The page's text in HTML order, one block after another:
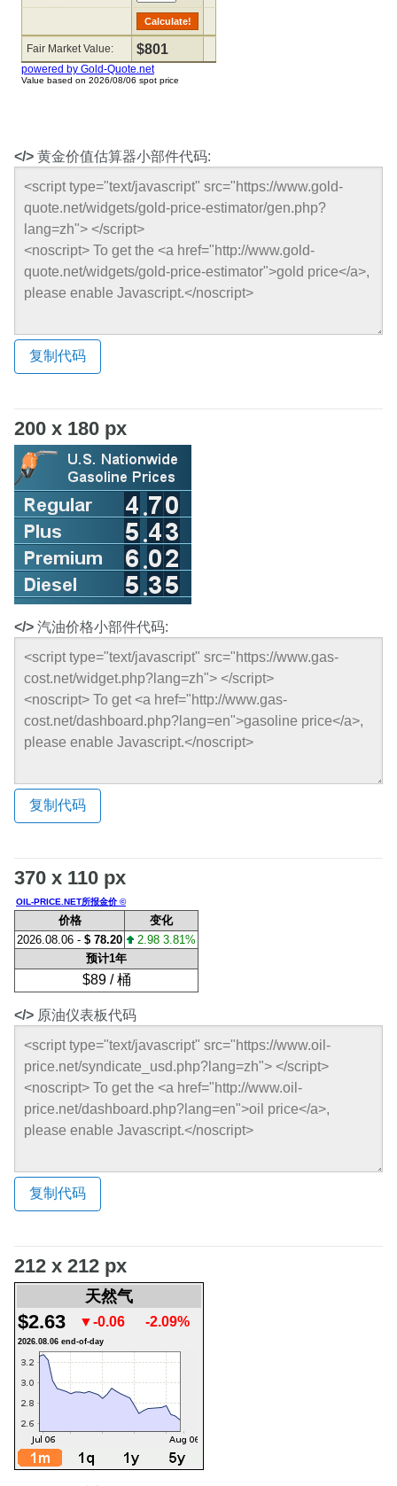
</> 黄金价值估算器小部件代码:
复制代码
200 x 180 px
</> 汽油价格小部件代码:
复制代码
370 x 110 px
OIL-PRICE.NET所报金价 ©
价格
变化
2026.08.06 - $ 78.20
2.98 3.81%
预计1年
$89 / 桶
</> 原油仪表板代码
复制代码
212 x 212 px
天然气
$2.63 ▼-0.06 -2.09%
2026.08.06 end-of-day